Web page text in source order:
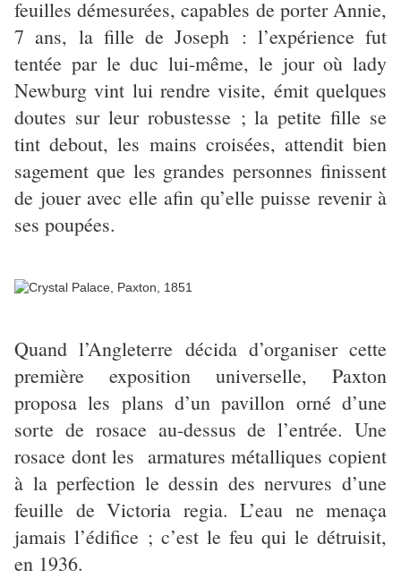
feuilles démesurées, capables de porter Annie,
7 ans, la fille de Joseph : l’expérience fut
tentée par le duc lui-même, le jour où lady
Newburg vint lui rendre visite, émit quelques
doutes sur leur robustesse ; la petite fille se
tint debout, les mains croisées, attendit bien
sagement que les grandes personnes finissent
de jouer avec elle afin qu’elle puisse revenir à
ses poupées.
Quand l’Angleterre décida d’organiser cette
première exposition universelle, Paxton
proposa les plans d’un pavillon orné d’une
sorte de rosace au-dessus de l’entrée. Une
rosace dont les armatures métalliques copient
à la perfection le dessin des nervures d’une
feuille de Victoria regia. L’eau ne menaça
jamais l’édifice ; c’est le feu qui le détruisit,
en 1936.